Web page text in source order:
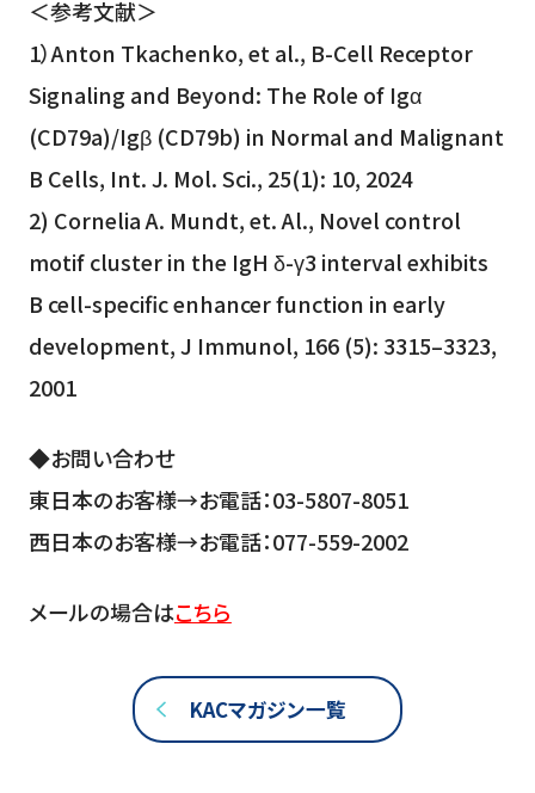
＜参考文献＞
1）Anton Tkachenko, et al., B-Cell Receptor
Signaling and Beyond: The Role of Igα
(CD79a)/Igβ (CD79b) in Normal and Malignant
B Cells, Int. J. Mol. Sci., 25(1): 10, 2024
2) Cornelia A. Mundt, et. Al., Novel control
motif cluster in the IgH δ-γ3 interval exhibits
B cell-specific enhancer function in early
development, J Immunol, 166 (5): 3315–3323,
2001
◆お問い合わせ
東日本のお客様→お電話：03-5807-8051
西日本のお客様→お電話：077-559-2002
メールの場合はこちら
KACマガジン一覧